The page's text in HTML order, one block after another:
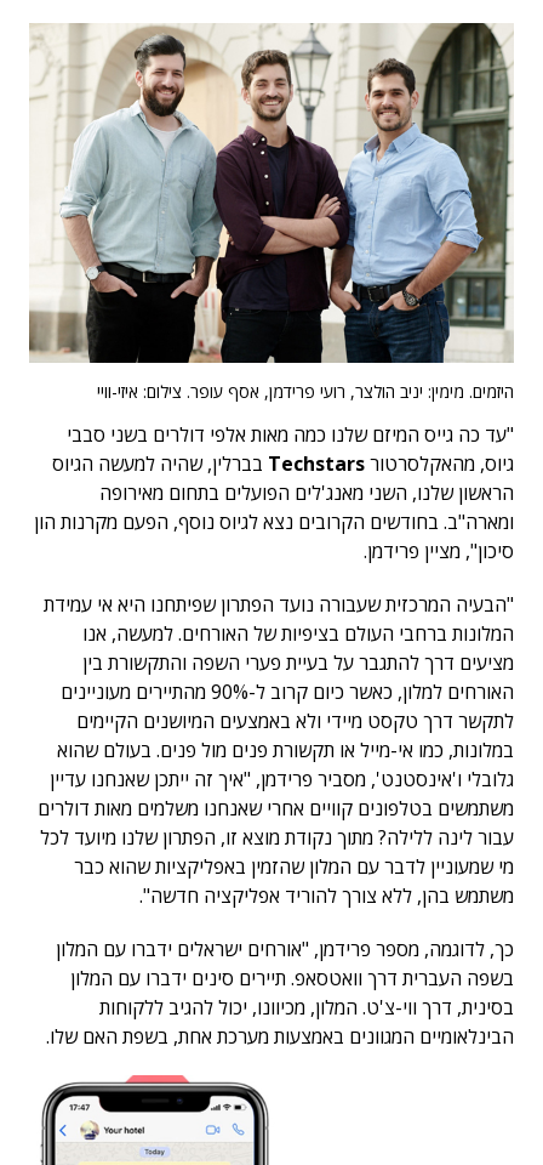
היזמים. מימין: יניב הולצר, רועי פרידמן, אסף עופר. צילום: איזי-וויי
"עד כה גייס המיזם שלנו כמה מאות אלפי דולרים בשני סבבי
גיוס, מהאקלסרטורTechstars בברלין, שהיה למעשה הגיוס
הראשון שלנו, השני מאנג'לים הפועלים בתחום מאירופה
ומארה"ב. בחודשים הקרובים נצא לגיוס נוסף, הפעם מקרנות הון
סיכון", מציין פרידמן.
"הבעיה המרכזית שעבורה נועד הפתרון שפיתחנו היא אי עמידת
המלונות ברחבי העולם בציפיות של האורחים. למעשה, אנו
מציעים דרך להתגבר על בעיית פערי השפה והתקשורת בין
האורחים למלון, כאשר כיום קרוב ל-90% מהתיירים מעוניינים
לתקשר דרך טקסט מיידי ולא באמצעים המיושנים הקיימים
במלונות, כמו אי-מייל או תקשורת פנים מול פנים. בעולם שהוא
גלובלי ו'אינסטנט', מסביר פרידמן, "איך זה ייתכן שאנחנו עדיין
משתמשים בטלפונים קוויים אחרי שאנחנו משלמים מאות דולרים
עבור לינה ללילה? מתוך נקודת מוצא זו, הפתרון שלנו מיועד לכל
מי שמעוניין לדבר עם המלון שהזמין באפליקציות שהוא כבר
משתמש בהן, ללא צורך להוריד אפליקציה חדשה".
כך, לדוגמה, מספר פרידמן, "אורחים ישראלים ידברו עם המלון
בשפה העברית דרך וואטסאפ. תיירים סינים ידברו עם המלון
בסינית, דרך ווי-צ'ט. המלון, מכיוונו, יכול להגיב ללקוחות
הבינלאומיים המגוונים באמצעות מערכת אחת, בשפת האם שלו.